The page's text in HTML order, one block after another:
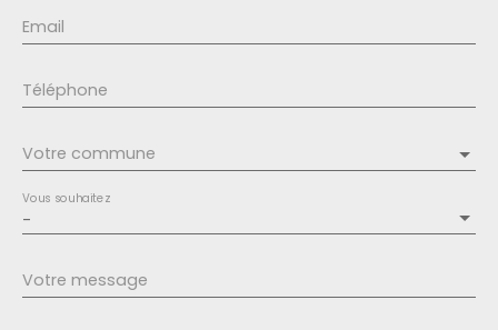
Email
Téléphone
Votre commune
-
Vous souhaitez
Votre message